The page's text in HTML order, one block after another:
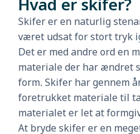
Skifer er en naturlig
været udsat for stort tryk
Det er med andre ord en
materiale der har ændret
form. Skifer har gennem
foretrukket materiale til
materialet er let at
At bryde skifer er en